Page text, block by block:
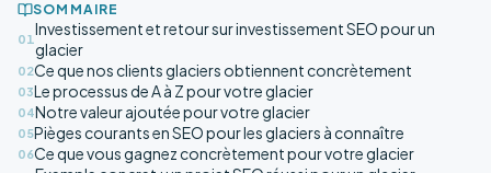
SOMMAIRE
01
Investissement et retour sur investissement SEO pour un
glacier
02Ce que nos clients glaciers obtiennent concrètement
03Le processus de A à Z pour votre glacier
04Notre valeur ajoutée pour votre glacier
05Pièges courants en SEO pour les glaciers à connaître
06Ce que vous gagnez concrètement pour votre glacier